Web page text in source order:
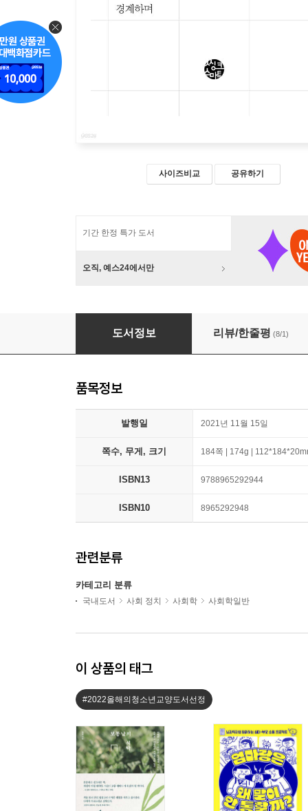
사이즈비교 공유하기
기간 한정 특가 도서
오직, 예스24에서만
반지성 주의보
도서정보 리뷰/한줄평 (8/1)
품목정보
발행일 2021년 11월 15일
쪽수, 무게, 크기 184쪽 | 174g |
ISBN13 9788965292944
ISBN10 8965292948
관련분류
카테고리 분류
국내도서 사회 정치 사회학 사회학일반
이 상품의 태그
#2022올해의청소년교양도서선정